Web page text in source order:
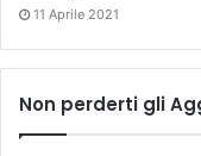
11 Aprile 2021
Non perderti gli